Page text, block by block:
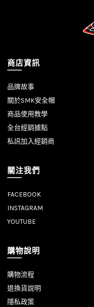
商店資訊
品牌故事
關於SMK安全帽
商品使用教學
全台經銷據點
私訊加入經銷商
關注我們
FACEBOOK
INSTAGRAM
YOUTUBE
購物說明
購物流程
退換貨說明
隱私政策